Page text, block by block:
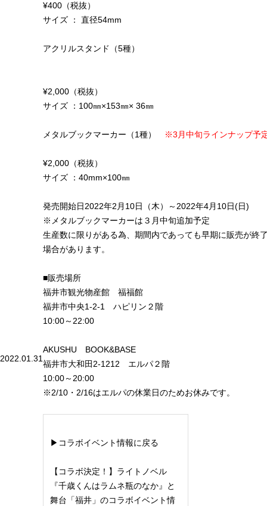
2022.01.31
¥400（税抜）
サイズ ： 直径54mm
アクリルスタンド（5種）
¥2,000（税抜）
サイズ ：100㎜×153㎜× 36㎜
メタルブックマーカー（1種） ※3月中旬ラインナップ予
¥2,000（税抜）
サイズ ：40mm×100㎜
発売開始日2022年2月10日（木）～2022年4月10日(日)
※メタルブックマーカーは３月中旬追加予定
生産数に限りがある為、期間内であっても早期に販売が終
場合があります。
■販売場所
福井市観光物産館 福福館
福井市中央1-2-1 ハピリン２階
10:00～22:00
AKUSHU BOOK&BASE
福井市大和田2-1212 エルパ２階
10:00～20:00
※2/10・2/16はエルパの休業日のためお休みです。
▶コラボイベント情報に戻る
【コラボ決定！】ライトノベル
『千歳くんはラムネ瓶のなか』と
舞台「福井」のコラボイベント情